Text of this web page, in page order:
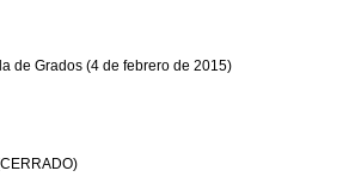
de Grados (4 de febrero de 2015)